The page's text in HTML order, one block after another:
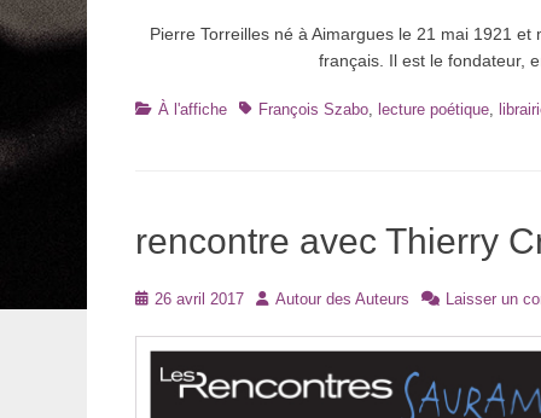
Pierre Torreilles né à Aimargues le 21 mai 1921
français. Il est le fondateur,
Catégories
À l'affiche TagsFrançois Szabo, lecture poétique,
rencontre avec Thierry
Posté26 avril 2017 Auteur
Autour des Auteurs Laisser un